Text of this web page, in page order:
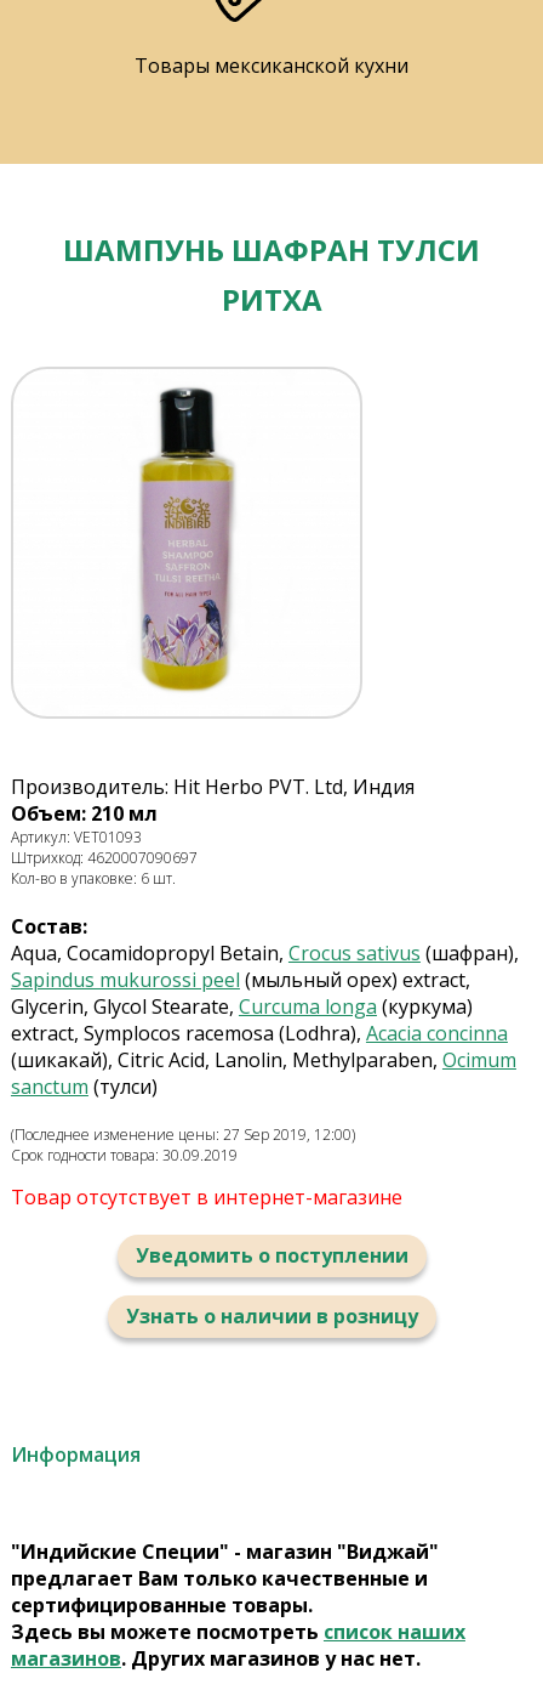
Товары мексиканской кухни
ШАМПУНЬ ШАФРАН ТУЛСИ
РИТХА
Производитель: Hit Herbo PVT. Ltd, Индия
Объем: 210 мл
Артикул: VET01093
Штрихкод: 4620007090697
Кол-во в упаковке: 6 шт.
Состав:
Aqua, Cocamidopropyl Betain, Crocus sativus (шафран),
Sapindus mukurossi peel (мыльный орех) extract,
Glycerin, Glycol Stearate, Curcuma longa (куркума)
extract, Symplocos racemosa (Lodhra), Acacia concinna
(шикакай), Citric Acid, Lanolin, Methylparaben, Ocimum
sanctum (тулси)
(Последнее изменение цены: 27 Sep 2019, 12:00)
Срок годности товара: 30.09.2019
Товар отсутствует в интернет-магазине
Уведомить о поступлении
Узнать о наличии в розницу
Информация
"Индийские Специи" - магазин "Виджай"
предлагает Вам только качественные и
сертифицированные товары.
Здесь вы можете посмотреть список наших
магазинов. Других магазинов у нас нет.